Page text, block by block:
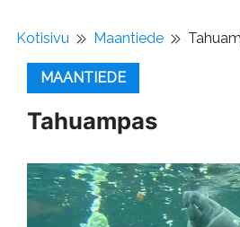
Kotisivu Maantiede
MAANTIEDE
Tahuampas